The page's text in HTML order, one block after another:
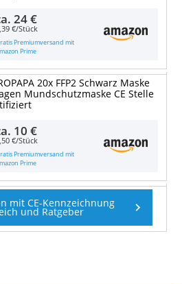
24 €
€/Stück
Premiumversand mit
Prime
20x FFP2 Schwarz Maske
Mundschutzmaske CE Stelle
10 €
€/Stück
Premiumversand mit
Prime
mit CE-Kennzeichnung
und Ratgeber